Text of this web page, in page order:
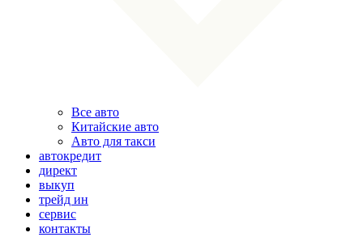
Все авто
Китайские авто
Авто для такси
автокредит
директ
выкуп
трейд ин
сервис
контакты